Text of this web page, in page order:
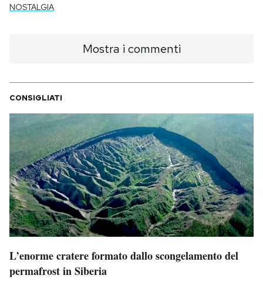
NOSTALGIA
Mostra i commenti
CONSIGLIATI
L’enorme cratere formato dallo scongelamento del
permafrost in Siberia